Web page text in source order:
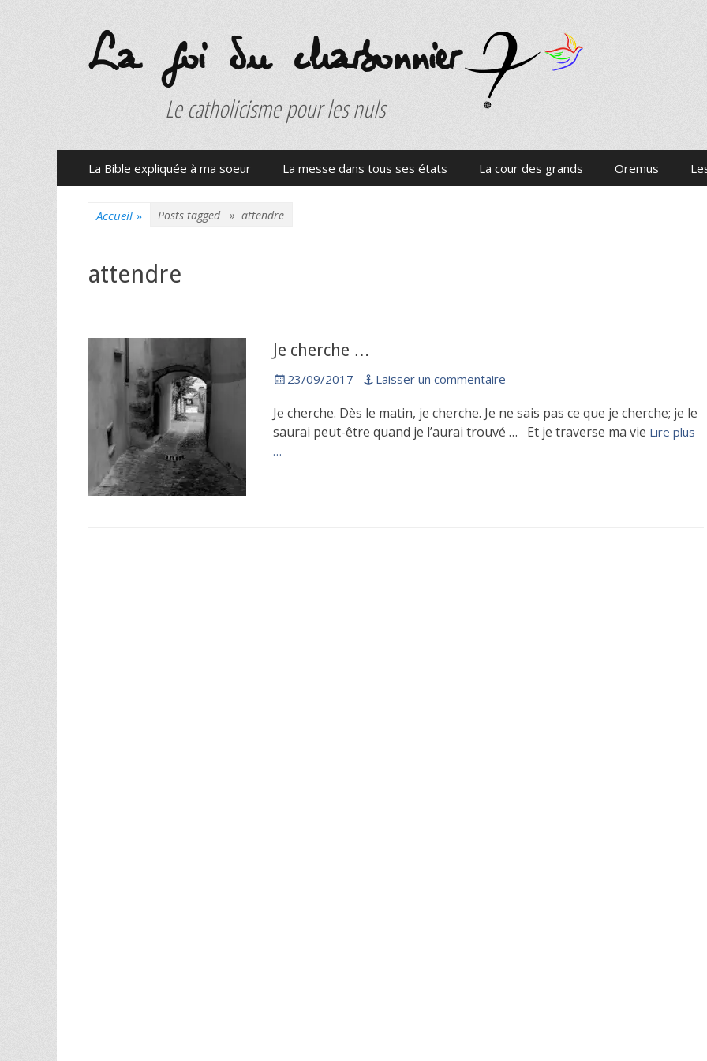
La foi du charbonnier
Le catholicisme pour les nuls
Menu
principal
La Bible expliquée à ma soeur La messe dans tous ses états La cour des grands Oremus
Accueil » Posts tagged » attendre
attendre
Je cherche …
Posted
23/09/2017 Laisser un commentaire
Je cherche. Dès le matin, je cherche. Je ne sais pas ce que je cherche; je le
saurai peut-être quand je l’aurai trouvé … Et je traverse ma vie Lire plus
…